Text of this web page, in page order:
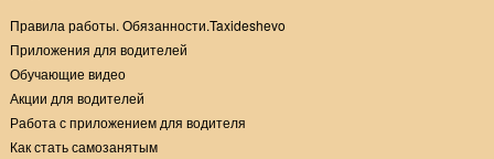
Правила работы. Обязанности.Taxideshevo
Приложения для водителей
Обучающие видео
Акции для водителей
Работа с приложением для водителя
Как стать самозанятым